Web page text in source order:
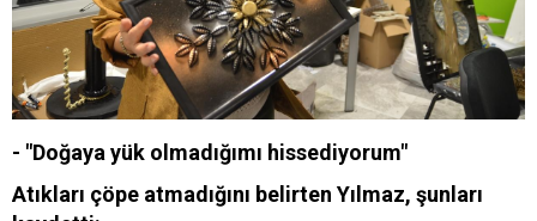
- "Doğaya yük olmadığımı hissediyorum"
Atıkları çöpe atmadığını belirten Yılmaz, şunları